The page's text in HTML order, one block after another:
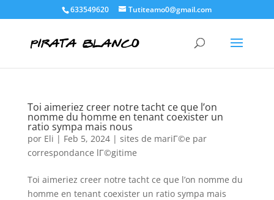
633549620 Tutiteamo0@gmail.com
Toi aimeriez creer notre tacht ce que l’on
nomme du homme en tenant coexister un
ratio sympa mais nous
por Eli | Feb 5, 2024| sites de mariГ©e par
correspondance lГ©gitime
Toi aimeriez creer notre tacht ce que l’on nomme du
homme en tenant coexister un ratio sympa mais